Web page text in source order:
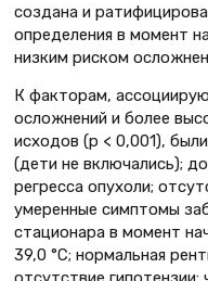
создана и
определения в момент
низким риском
К факторам,
осложнений и более
исходов (p < 0,001),
(дети не включались);
регресса опухоли;
умеренные симптомы
стационара в момент
39,0 °С; нормальная